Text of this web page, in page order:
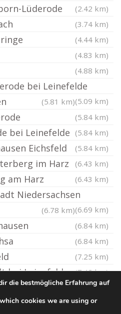
Lüderode (2.42 km)
(3.74 km)
(4.44 km)
(4.83 km)
(4.88 km)
bei Leinefelde
(5.09 km)
(5.81 km)
(5.84 km)
bei Leinefelde (5.84 km)
Eichsfeld (5.84 km)
im Harz (6.43 km)
am Harz (6.43 km)
Niedersachsen
(6.69 km)
(6.78 km)
(6.84 km)
(6.84 km)
(7.25 km)
bei Leinefelde (7.48 km)
die bestmögliche Erfahrung auf
cookies we are using or